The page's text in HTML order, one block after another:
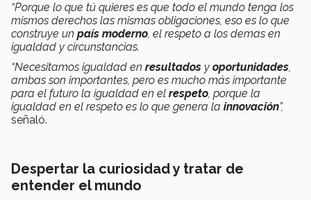
“Porque lo que tú quieres es que todo el mundo tenga los
mismos derechos las mismas obligaciones, eso es lo que
construye un país moderno, el respeto a los demas en
igualdad y circunstancias.
“Necesitamos igualdad en resultados y oportunidades,
ambas son importantes, pero es mucho más importante
para el futuro la igualdad en el respeto, porque la
igualdad en el respeto es lo que genera la innovación”,
señaló.
Despertar la curiosidad y tratar de
entender el mundo